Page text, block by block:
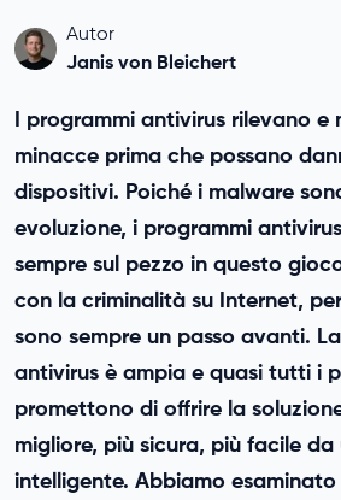
Autor
Janis von Bleichert
I programmi antivirus rilevano e
minacce prima che possano
dispositivi. Poiché i malware
evoluzione, i programmi
sempre sul pezzo in questo
con la criminalità su Internet,
sono sempre un passo avanti.
antivirus è ampia e quasi tutti i
promettono di offrire la
migliore, più sicura, più facile da
intelligente. Abbiamo esaminato